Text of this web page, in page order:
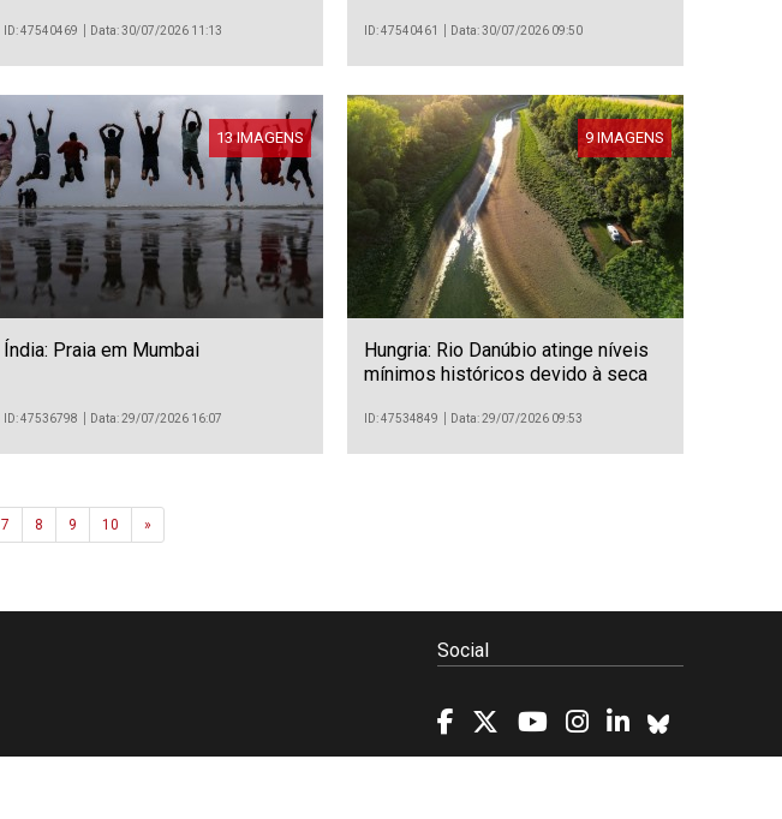
ID: 47540469 Data: 30/07/2026 11:13 ID: 47540461 Data: 30/07/2026 09:50
13 IMAGENS
Índia: Praia em Mumbai
ID: 47536798 Data: 29/07/2026 16:07
9 IMAGENS
Hungria: Rio Danúbio atinge níveis
mínimos históricos devido à seca
ID: 47534849 Data: 29/07/2026 09:53
7 8 9 10 »Next
Social